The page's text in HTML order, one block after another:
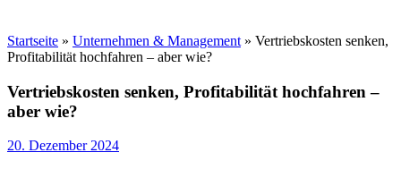
Startseite » Unternehmen & Management » Vertriebskosten senken,
Profitabilität hochfahren – aber wie?
Vertriebskosten senken, Profitabilität hochfahren –
aber wie?
20. Dezember 2024